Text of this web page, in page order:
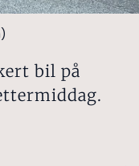
bil på